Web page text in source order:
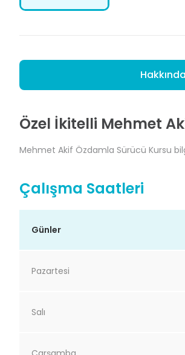
Hakkında
Özel İkitelli Mehmet
Mehmet Akif Özdamla Sürücü Kursu
Çalışma Saatleri
Günler
Pazartesi
Salı